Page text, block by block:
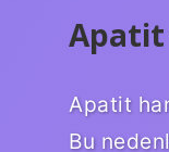
Apatit
Apatit
Bu